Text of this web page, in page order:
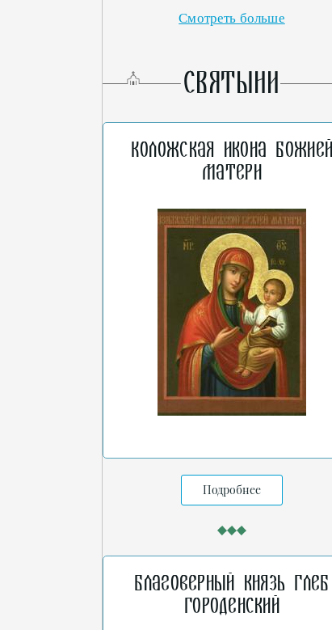
Смотреть больше
СВЯТЫНИ
Коложская икона
Матери
Подробнее
Благоверный князь Глеб
Городенский